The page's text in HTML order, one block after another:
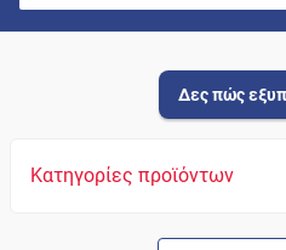
Δες πώς
Κατηγορίες προϊόντων